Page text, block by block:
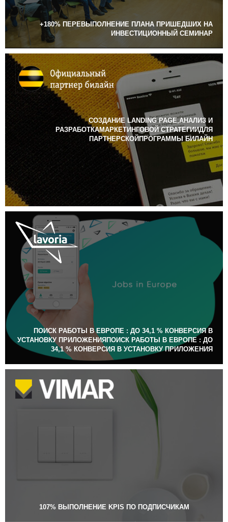
+180% ПЕРЕВЫПОЛНЕНИЕ ПЛАНА ПРИШЕДШИХ НА
ИНВЕСТИЦИОННЫЙ СЕМИНАР
СОЗДАНИЕ LANDING PAGE,АНАЛИЗ И
РАЗРАБОТКАМАРКЕТИНГОВОЙ СТРАТЕГИИДЛЯ
ПАРТНЕРСКОЙПРОГРАММЫ БИЛАЙН
ПОИСК РАБОТЫ В ЕВРОПЕ : ДО 34,1 % КОНВЕРСИЯ В
УСТАНОВКУ ПРИЛОЖЕНИЯПОИСК РАБОТЫ В ЕВРОПЕ : ДО
34,1 % КОНВЕРСИЯ В УСТАНОВКУ ПРИЛОЖЕНИЯ
107% ВЫПОЛНЕНИЕ KPIS ПО ПОДПИСЧИКАМ